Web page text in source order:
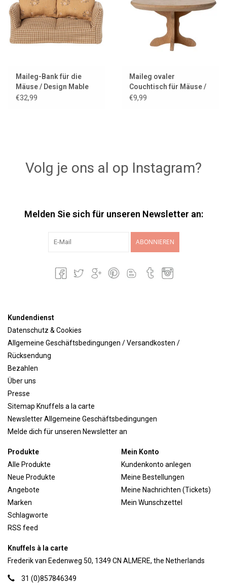
Maileg-Bank für die
Mäuse / Design Mable
€32,99
Maileg ovaler
Couchtisch für Mäuse /
Holzfarbe
€9,99
Volg je ons al op Instagram?
Melden Sie sich für unseren Newsletter an:
ABONNIEREN
Kundendienst
Datenschutz & Cookies
Allgemeine Geschäftsbedingungen / Versandkosten /
Rücksendung
Bezahlen
Über uns
Presse
Sitemap Knuffels a la carte
Newsletter Allgemeine Geschäftsbedingungen
Melde dich für unseren Newsletter an
Produkte
Alle Produkte
Neue Produkte
Angebote
Marken
Schlagworte
RSS feed
Mein Konto
Kundenkonto anlegen
Meine Bestellungen
Meine Nachrichten (Tickets)
Mein Wunschzettel
Knuffels à la carte
Frederik van Eedenweg 50, 1349 CN ALMERE, the Netherlands
31 (0)857846349